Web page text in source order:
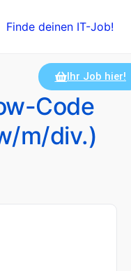
Finde deinen IT-Job!
Code
m/div.)
Ihr Job hier!